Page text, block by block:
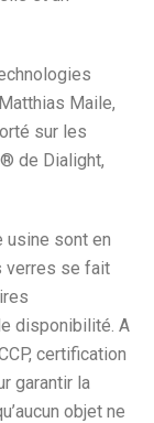
Maile,
sur les
de Dialight,
usine sont en
verres se fait
disponibilité. A
certification
garantir la
objet ne